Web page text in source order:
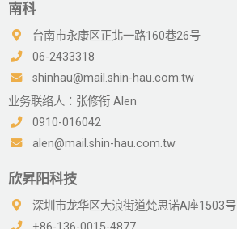
南科
台南市永康区正北一路160巷26号
06-2433318
shinhau@mail.shin-hau.com.tw
业务联络人：张修衔 Alen
0910-016042
alen@mail.shin-hau.com.tw
欣昇阳科技
深圳市龙华区大浪街道梵思诺A座1503号